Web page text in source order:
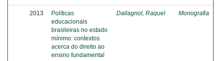
2013
Políticas
educacionais
brasileiras no estado
mínimo: contextos
acerca do direito ao
ensino fundamental
Dallagnol, Raquel Monografia